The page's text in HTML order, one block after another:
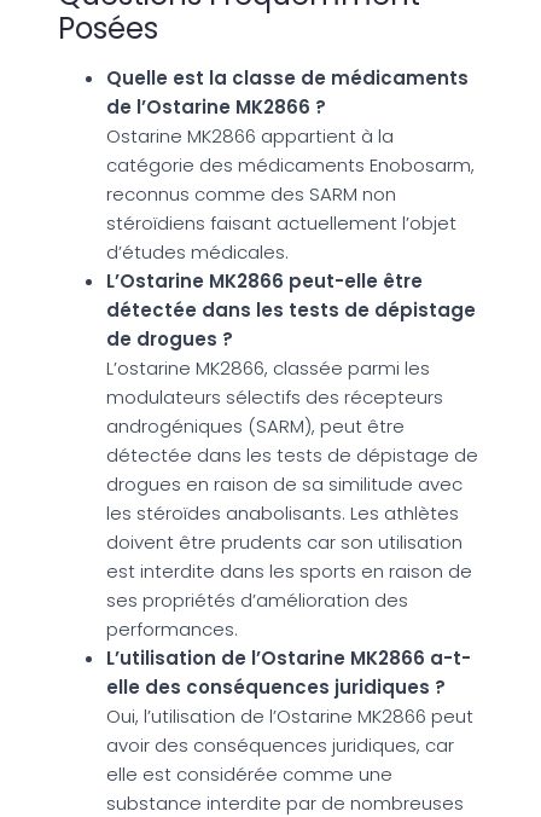
Posées
Quelle est la classe de médicaments
de l’Ostarine MK2866 ?
Ostarine MK2866 appartient à la
catégorie des médicaments Enobosarm,
reconnus comme des SARM non
stéroïdiens faisant actuellement l’objet
d’études médicales.
L’Ostarine MK2866 peut-elle être
détectée dans les tests de dépistage
de drogues ?
L’ostarine MK2866, classée parmi les
modulateurs sélectifs des récepteurs
androgéniques (SARM), peut être
détectée dans les tests de dépistage de
drogues en raison de sa similitude avec
les stéroïdes anabolisants. Les athlètes
doivent être prudents car son utilisation
est interdite dans les sports en raison de
ses propriétés d’amélioration des
performances.
L’utilisation de l’Ostarine MK2866 a-t-
elle des conséquences juridiques ?
Oui, l’utilisation de l’Ostarine MK2866 peut
avoir des conséquences juridiques, car
elle est considérée comme une
substance interdite par de nombreuses